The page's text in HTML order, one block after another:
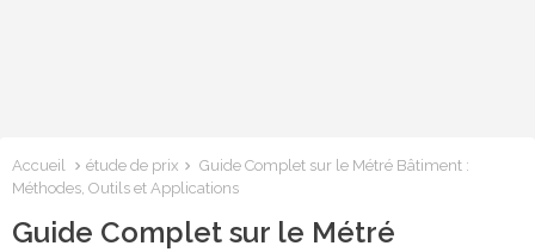
Accueil étude de prix
Guide Complet sur le Métré Bâtiment :
Méthodes, Outils et Applications
Guide Complet sur le Métré